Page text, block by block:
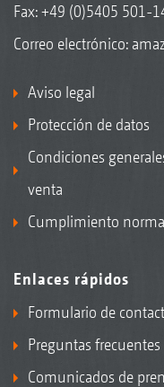
Fax: +49 (0)5405 501-
Correo electrónico:
Aviso legal
Protección de datos
Condiciones
venta
Cumplimiento
Enlaces rápidos
Formulario de
Preguntas frecuentes
Comunicados de